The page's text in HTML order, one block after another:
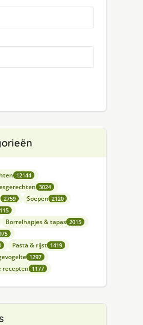
12144
3024
2759 Soepen 2120
Borrelhapjes & tapas 2015
Pasta & rijst 1419
1297
recepten 1177